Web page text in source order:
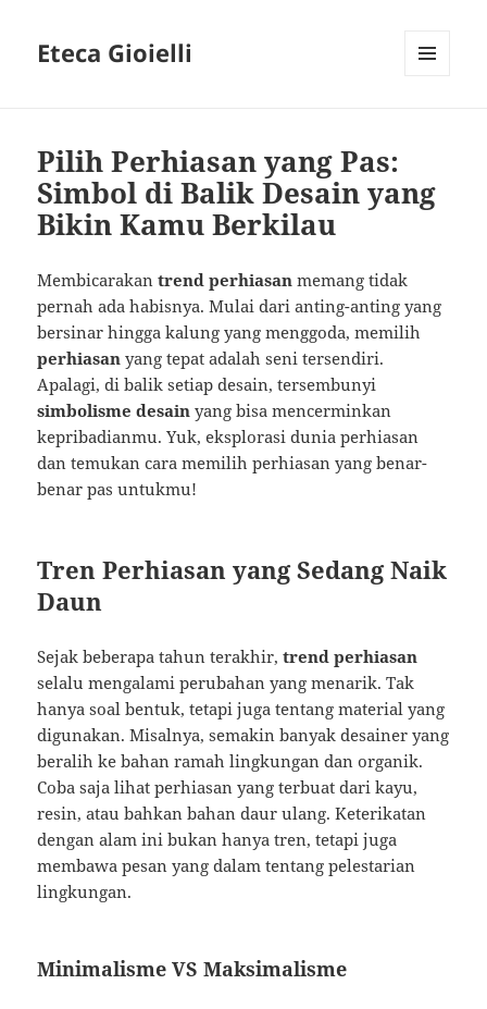
Eteca Gioielli
Pilih Perhiasan yang Pas:
Simbol di Balik Desain yang
Bikin Kamu Berkilau
Membicarakantrend perhiasan memang tidak
pernah ada habisnya. Mulai dari anting-anting yang
bersinar hingga kalung yang menggoda, memilih
perhiasan yang tepat adalah seni tersendiri.
Apalagi, di balik setiap desain, tersembunyi
simbolisme desain yang bisa mencerminkan
kepribadianmu. Yuk, eksplorasi dunia perhiasan
dan temukan cara memilih perhiasan yang benar-
benar pas untukmu!
Tren Perhiasan yang Sedang Naik
Daun
Sejak beberapa tahun terakhir,trend perhiasan
selalu mengalami perubahan yang menarik. Tak
hanya soal bentuk, tetapi juga tentang material yang
digunakan. Misalnya, semakin banyak desainer yang
beralih ke bahan ramah lingkungan dan organik.
Coba saja lihat perhiasan yang terbuat dari kayu,
resin, atau bahkan bahan daur ulang. Keterikatan
dengan alam ini bukan hanya tren, tetapi juga
membawa pesan yang dalam tentang pelestarian
lingkungan.
Minimalisme VS Maksimalisme